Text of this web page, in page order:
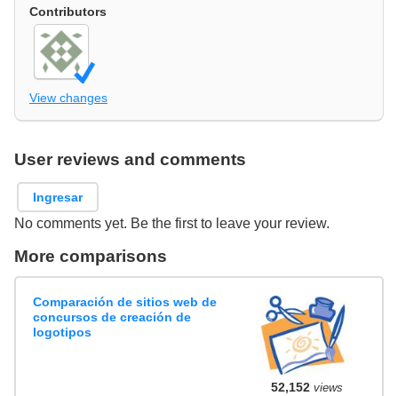
Contributors
View changes
User reviews and comments
Ingresar
No comments yet. Be the first to leave your review.
More comparisons
Comparación de sitios web de
concursos de creación de
logotipos
52,152views